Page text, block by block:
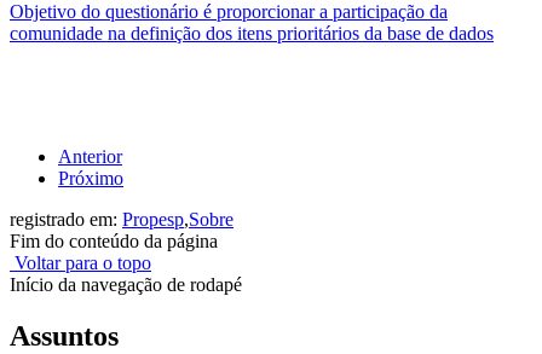
Objetivo do questionário é proporcionar a participação da
comunidade na definição dos itens prioritários da base de dados
Anterior
Próximo
registrado em: Propesp,Sobre
Fim do conteúdo da página
Voltar para o topo
Início da navegação de rodapé
Assuntos